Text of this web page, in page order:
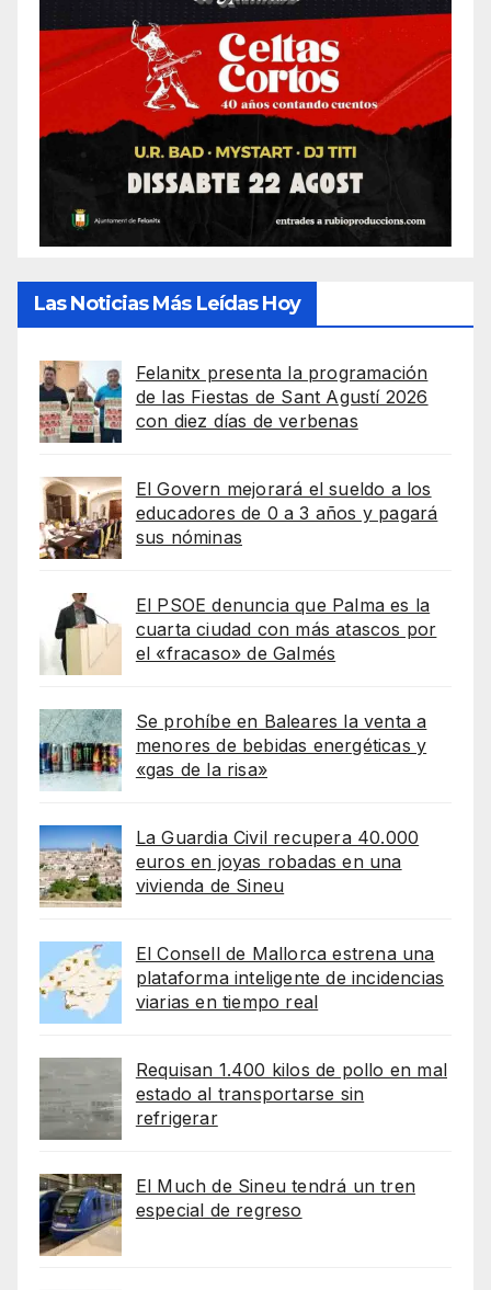
Las Noticias Más Leídas Hoy
Felanitx presenta la programación
de las Fiestas de Sant Agustí 2026
con diez días de verbenas
El Govern mejorará el sueldo a los
educadores de 0 a 3 años y pagará
sus nóminas
El PSOE denuncia que Palma es la
cuarta ciudad con más atascos por
el «fracaso» de Galmés
Se prohíbe en Baleares la venta a
menores de bebidas energéticas y
«gas de la risa»
La Guardia Civil recupera 40.000
euros en joyas robadas en una
vivienda de Sineu
El Consell de Mallorca estrena una
plataforma inteligente de incidencias
viarias en tiempo real
Requisan 1.400 kilos de pollo en mal
estado al transportarse sin
refrigerar
El Much de Sineu tendrá un tren
especial de regreso